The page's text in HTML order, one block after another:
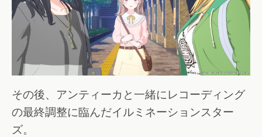
その後、アンティーカと一緒にレコーディング
の最終調整に臨んだイルミネーションスター
ズ。